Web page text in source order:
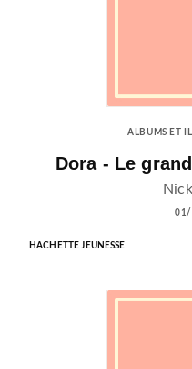
ALBUMS ET
Dora - Le
01/
HACHETTE JEUNESSE